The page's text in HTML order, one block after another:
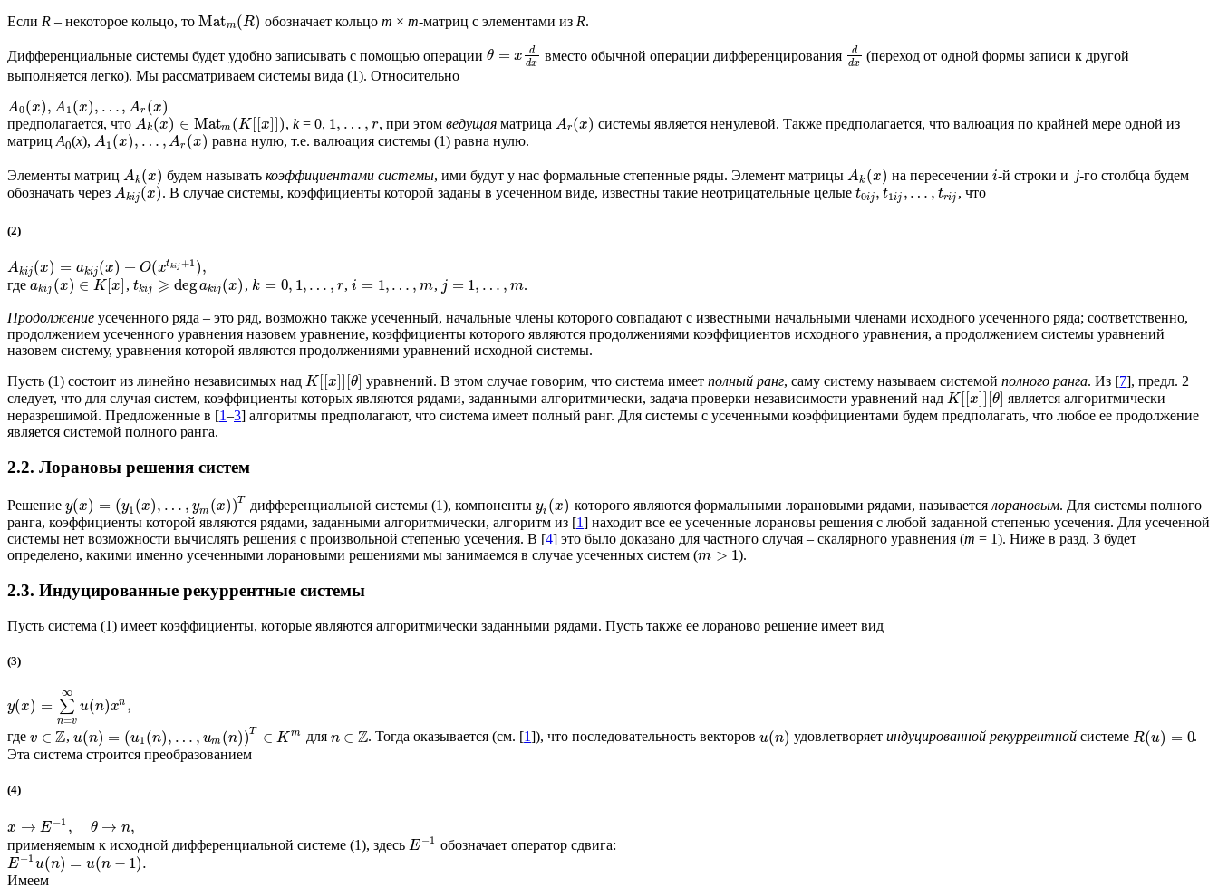
Если R – некоторое кольцо, то Matm(R) обозначает кольцо m × m-матриц с элементами из R.
Дифференциальные системы будет удобно записывать с помощью операции θ = x
d
dx
вместо обычной операции дифференцирования
d
dx
(переход от одной формы записи к другой
выполняется легко). Мы рассматриваем системы вида (1). Относительно
A0(x), A1 (x), … , Ar (x)
предполагается, что Ak(x) ∈ Matm (K[[x]]),k= 0, 1, … , r, при этом ведущаяматрица Ar (x) системы является ненулевой. Также предполагается, что валюация по крайней мере одной из
матриц A0(x), A1 (x), … , Ar (x) равна нулю, т.е. валюация системы (1) равна нулю.
Элементы матриц Ak(x) будем называтькоэффициентами системы, ими будут у нас формальные степенные ряды. Элемент матрицы Ak (x) на пересечении i-й строки и j-го столбца будем
обозначать через Akij(x). В случае системы, коэффициенты которой заданы в усеченном виде, известны такие неотрицательные целые t0ij, t1ij , … , trij , что
(2)
Akij(x) = akij(x) + O(xtkij +1 ),
где akij (x) ∈ K[x] , tkij ⩾ degakij(x) , k = 0, 1, … , r,i = 1, … , m, j = 1, … , m.
Продолжение усеченного ряда – это ряд, возможно также усеченный, начальные члены которого совпадают с известными начальными членами исходного усеченного ряда; соответственно,
продолжением усеченного уравнения назовем уравнение, коэффициенты которого являются продолжениями коэффициентов исходного уравнения, а продолжением системы уравнений
назовем систему, уравнения которой являются продолжениями уравнений исходной системы.
Пусть (1) состоит из линейно независимых над K[[x]] [θ] уравнений. В этом случае говорим, что система имеетполный ранг, саму систему называем системойполного ранга. Из [7], предл. 2
следует, что для случая систем, коэффициенты которых являются рядами, заданными алгоритмически, задача проверки независимости уравнений над K[ x θ] является алгоритмически
неразрешимой. Предложенные в [1–3] алгоритмы предполагают, что система имеет полный ранг. Для системы с усеченными коэффициентами будем предполагать, что любое ее продолжение
является системой полного ранга.
2.2. Лорановы решения систем
Решение y(x) = (y1 (x), … , ym (x))T дифференциальной системы (1), компонентыyi (x) которого являются формальными лорановыми рядами, называется лорановым. Для системы полного
ранга, коэффициенты которой являются рядами, заданными алгоритмически, алгоритм из [1] находит все ее усеченные лорановы решения c любой заданной степенью усечения. Для усеченной
системы нет возможности вычислять решения с произвольной степенью усечения. В [4] это было доказано для частного случая – скалярного уравнения (m = 1). Ниже в разд. 3 будет
определено, какими именно усеченными лорановыми решениями мы занимаемся в случае усеченных систем (m > 1).
2.3. Индуцированные рекуррентные системы
Пусть система (1) имеет коэффициенты, которые являются алгоритмически заданными рядами. Пусть также ее лораново решение имеет вид
(3)
y(x) = ∑
n=v
∞
u(n)xn ,
где v ∈ Z, u(n) = (u1 (n), … , um (n))T ∈ K m для n ∈ Z. Тогда оказывается (см. [1]), что последовательность векторовu(n) удовлетворяетиндуцированной рекуррентной системе R(u) = 0.
Эта система строится преобразованием
(4)
x → E−1 , θ → n,
применяемым к исходной дифференциальной системе (1), здесь E−1 обозначает оператор сдвига:
E−1 u(n) = u(n − 1).
Имеем